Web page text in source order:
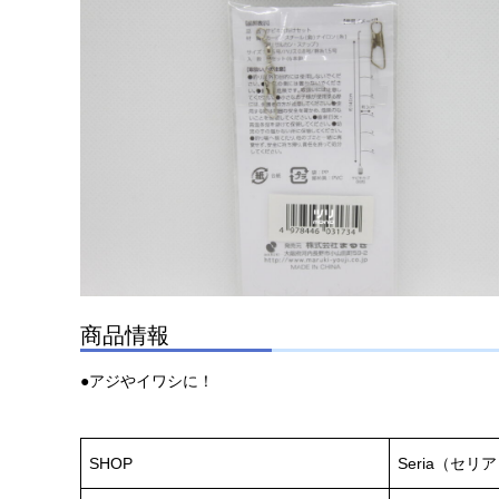
商品情報
●アジやイワシに！
SHOP Seria（セリ